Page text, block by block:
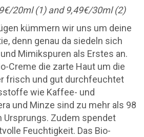
20ml (1) and 9,49€/30ml (2)
kümmern wir uns um deine
denn genau da siedeln sich
Mimikspuren als Erstes an.
Creme die zarte Haut um die
frisch und gut durchfeuchtet
wie Kaffee- und
und Minze sind zu mehr als 98
Ursprungs. Zudem spendet
Feuchtigkeit. Das Bio-